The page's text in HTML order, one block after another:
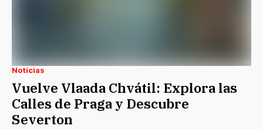
Noticias
Vuelve Vlaada Chvátil: Explora las
Calles de Praga y Descubre
Severton